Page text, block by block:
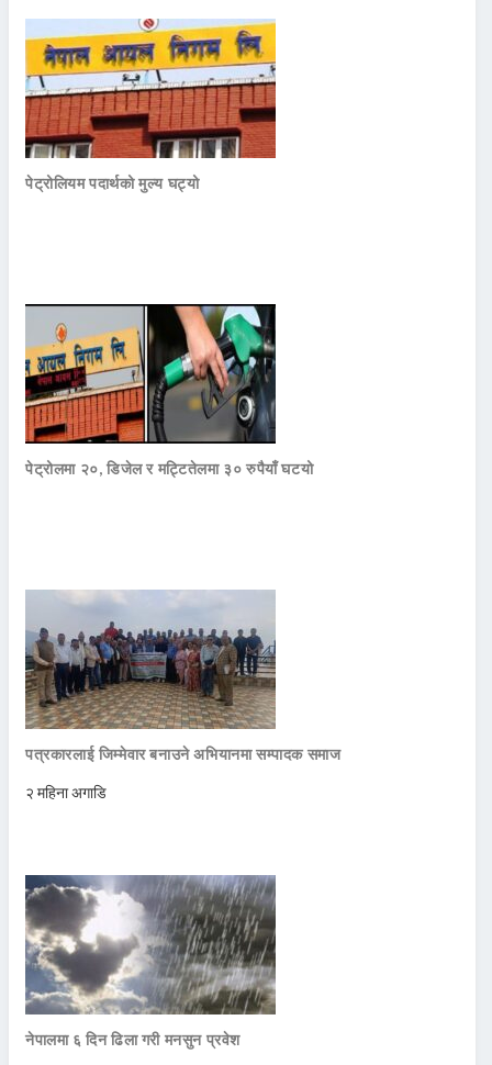
पेट्रोलियम पदार्थको मुल्य घट्यो
पेट्रोलमा २०, डिजेल र मट्टितेलमा ३० रुपैयाँ घटयो
पत्रकारलाई जिम्मेवार बनाउने अभियानमा सम्पादक समाज
२ महिना अगाडि
नेपालमा ६ दिन ढिला गरी मनसुन प्रवेश